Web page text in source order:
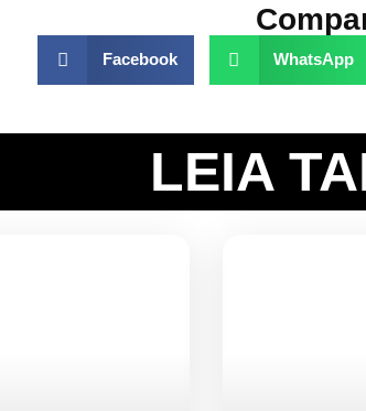
Facebook WhatsApp
LEIA